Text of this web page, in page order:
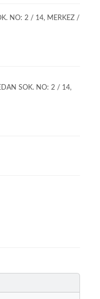
NO: 2 / 14, MERKEZ /
SOK. NO: 2 / 14,